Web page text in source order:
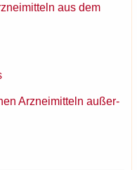
aus dem
Arz­nei­mit­teln au­ßer­